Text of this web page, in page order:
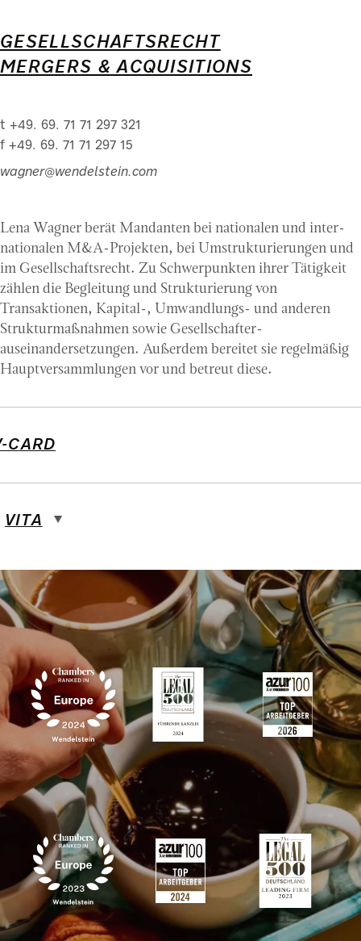
GESELLSCHAFTSRECHT
MERGERS & ACQUISITIONS
t +49. 69. 71 71 297 321
f +49. 69. 71 71 297 15
wagner@wendelstein.com
Lena Wagner berät Mandanten bei nationalen und inter­
nationalen M&A-Projekten, bei Um­strukturierungen und
im Gesellschaftsrecht. Zu Schwerpunkten ihrer Tätigkeit
zählen die Begleitung und Strukturierung von
Transaktionen, Kapital-, Umwandlungs- und anderen
Struktur­maßnahmen sowie Gesellschafter­
auseinandersetzungen. Außerdem bereitet sie regelmäßig
Haupt­versammlungen vor und betreut diese.
CARD
VITA